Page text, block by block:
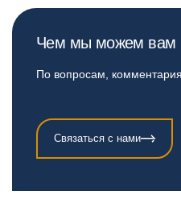
Чем мы можем вам
По вопросам,
Связаться с нами